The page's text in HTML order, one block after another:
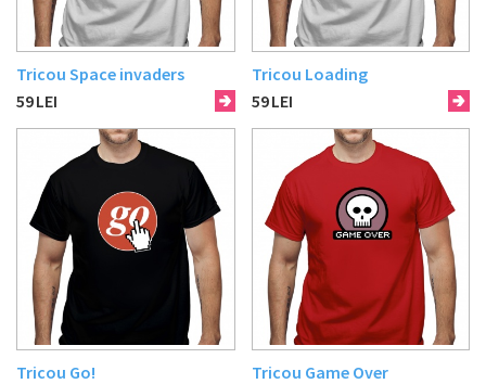
Tricou Space invaders
59LEI
Tricou Loading
59LEI
Tricou Go!
Tricou Game Over